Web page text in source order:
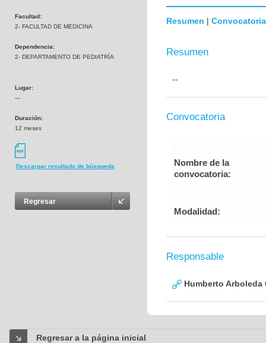
Facultad:
2- FACULTAD DE MEDICINA
Dependencia:
2- DEPARTAMENTO DE PEDIATRÍA
Lugar:
---
Duración:
12 meses
Descargar resultado de búsqueda
Regresar
Resumen | Convocatoria
Resumen
--
Convocatoria
Nombre de la
convocatoria:
Modalidad:
Responsable
Humberto Arboleda
Regresar a la página inicial